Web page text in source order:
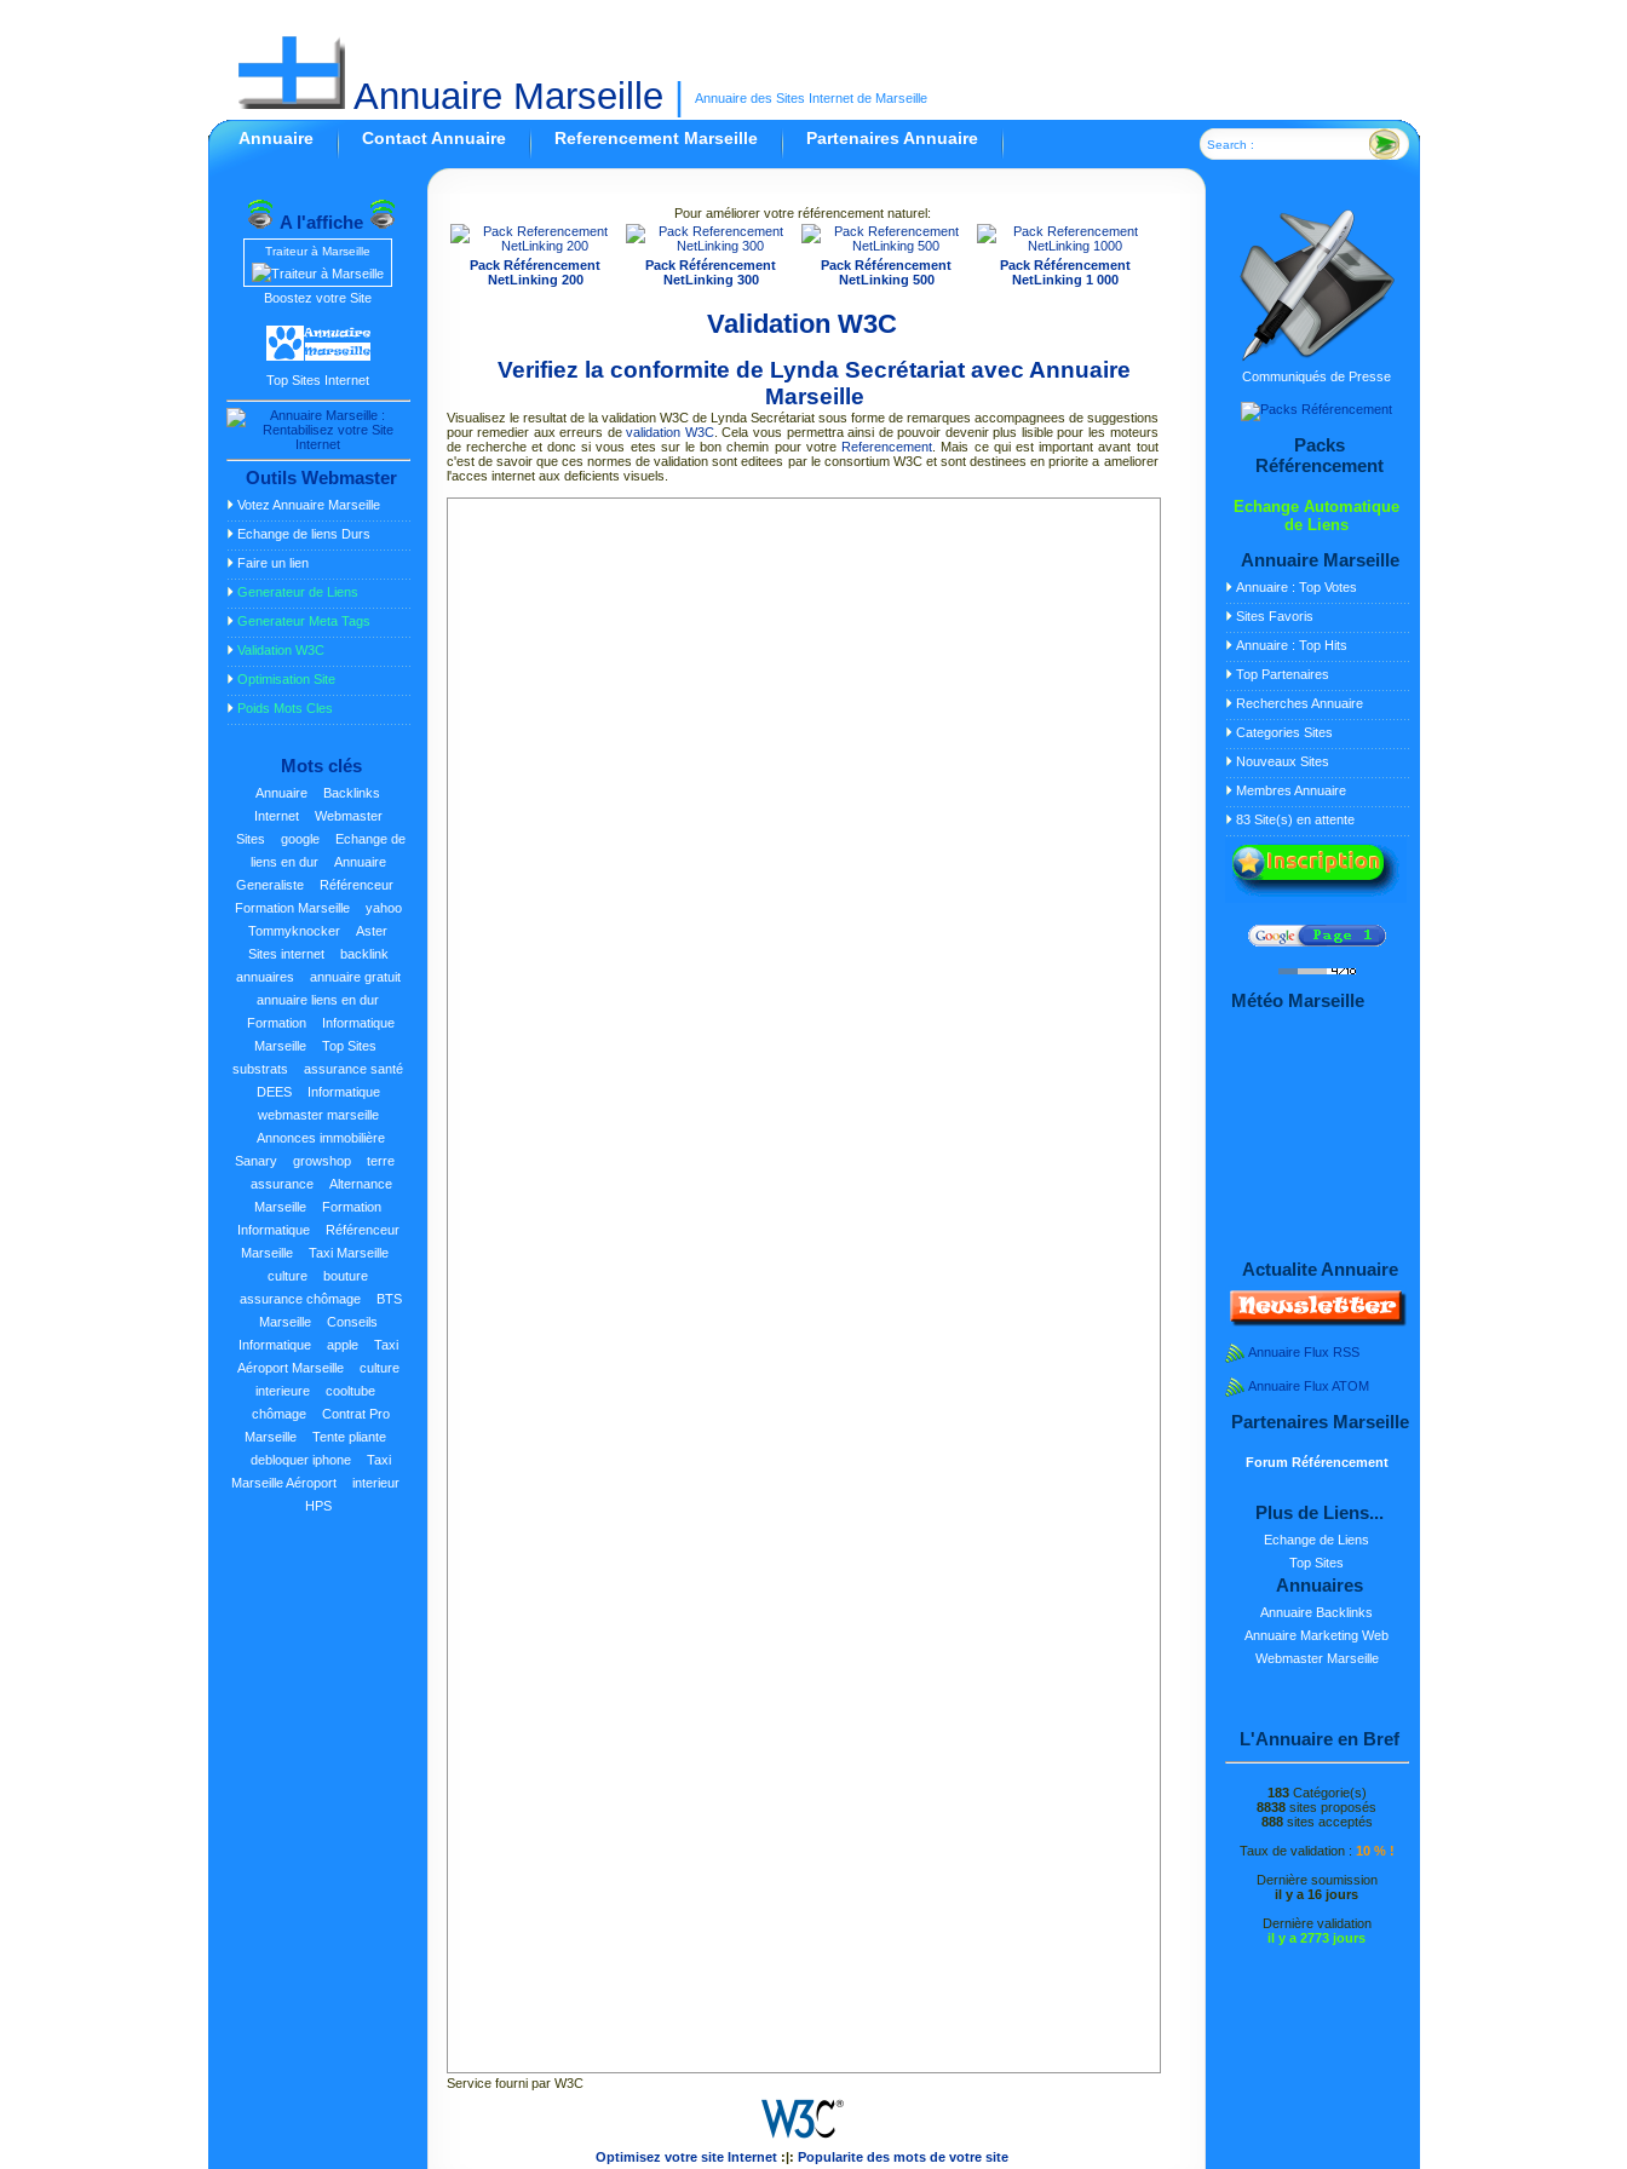
Annuaire Marseille Annuaire des Sites Internet de Marseille
Annuaire Contact Annuaire Referencement Marseille Partenaires Annuaire Search :
A l'affiche
Traiteur à Marseille
Boostez votre Site
Top Sites Internet
Outils Webmaster
Votez Annuaire Marseille
Echange de liens Durs
Faire un lien
Generateur de Liens
Generateur Meta Tags
Validation W3C
Optimisation Site
Poids Mots Cles
Mots clés
Annuaire
Backlinks
Internet
Webmaster
Sites
google
Echange de
liens en dur
Annuaire
Generaliste
Référenceur
Formation Marseille
yahoo
Tommyknocker
Aster
Sites internet
backlink
annuaires
annuaire gratuit
annuaire liens en dur
Formation
Informatique
Marseille
Top Sites
substrats
assurance santé
DEES
Informatique
webmaster marseille
Annonces immobilière
Sanary
growshop
terre
assurance
Alternance
Marseille
Formation
Informatique
Référenceur
Marseille
Taxi Marseille
culture
bouture
assurance chômage
BTS
Marseille
Conseils
Informatique
apple
Taxi
Aéroport Marseille
culture
interieure
cooltube
chômage
Contrat Pro
Marseille
Tente pliante
debloquer iphone
Taxi
Marseille Aéroport
interieur
HPS
Pour améliorer votre référencement naturel:
Pack Référencement
NetLinking 200
Pack Référencement
NetLinking 300
Pack Référencement
NetLinking 500
Pack Référencement
NetLinking 1 000
Validation W3C
Verifiez la conformite de Lynda Secrétariat avec Annuaire
Marseille
Visualisez le resultat de la validation W3C de Lynda Secrétariat sous forme de remarques accompagnees de suggestions
pour remedier aux erreurs devalidation W3C. Cela vous permettra ainsi de pouvoir devenir plus lisible pour les moteurs
de recherche et donc si vous etes sur le bon chemin pour votre Referencement. Mais ce qui est important avant tout
c'est de savoir que ces normes de validation sont editees par le consortium W3C et sont destinees en priorite a ameliorer
l'acces internet aux deficients visuels.
Service fourni par W3C
Optimisez votre site Internet :|: Popularite des mots de votre site
Communiqués de Presse
Packs
Référencement
Echange Automatique
de Liens
Annuaire Marseille
Annuaire : Top Votes
Sites Favoris
Annuaire : Top Hits
Top Partenaires
Recherches Annuaire
Categories Sites
Nouveaux Sites
Membres Annuaire
83 Site(s) en attente
Météo Marseille
Actualite Annuaire
Annuaire Flux RSS
Annuaire Flux ATOM
Partenaires Marseille
Forum Référencement
Plus de Liens...
Echange de Liens
Top Sites
Annuaires
Annuaire Backlinks
Annuaire Marketing Web
Webmaster Marseille
L'Annuaire en Bref
183Catégorie(s)
8838 sites proposés
888sites acceptés
Taux de validation : 10 % !
Dernière soumission
il y a 16 jours
Dernière validation
il y a 2773 jours